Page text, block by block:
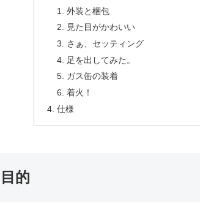
外装と梱包
見た目がかわいい
さぁ、セッティング
足を出してみた。
ガス缶の装着
着火！
仕様
的